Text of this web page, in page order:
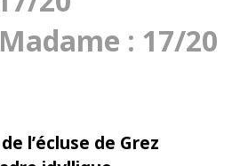
: 17/20
l’écluse de Grez